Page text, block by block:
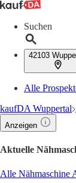
Suchen
42103
Alle
kaufDA Wuppertal
Anzeigen
Aktuelle
Alle Nähmaschine